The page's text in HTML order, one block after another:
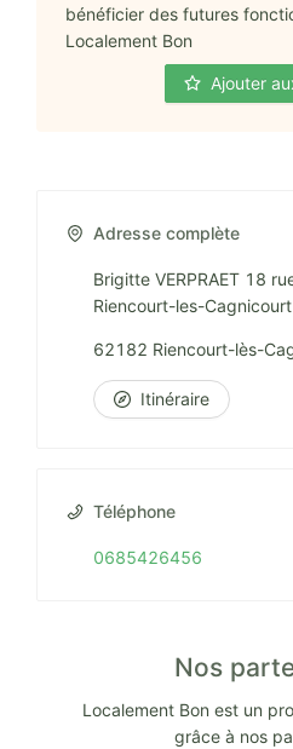
bénéficier des futures
Localement Bon
Ajouter
Adresse complète
Brigitte VERPRAET 18
Riencourt-les-Cagnicourt
62182 Riencourt-lès-
Itinéraire
Téléphone
0685426456
Nos
Localement Bon est un
grâce à nos